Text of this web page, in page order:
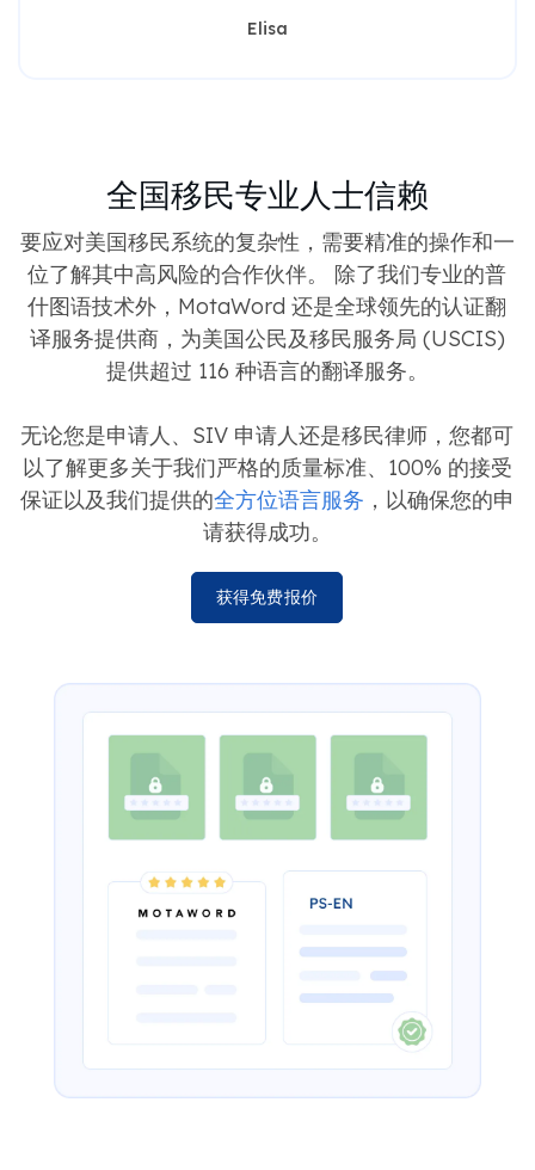
Elisa
全国移民专业人士信赖
要应对美国移民系统的复杂性，需要精准的操作和一
位了解其中高风险的合作伙伴。 除了我们专业的普
什图语技术外，MotaWord 还是全球领先的认证翻
译服务提供商，为美国公民及移民服务局 (USCIS)
提供超过 116 种语言的翻译服务。
无论您是申请人、SIV 申请人还是移民律师，您都可
以了解更多关于我们严格的质量标准、100% 的接受
保证以及我们提供的全方位语言服务 ，以确保您的申
请获得成功。
获得免费报价